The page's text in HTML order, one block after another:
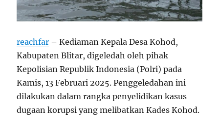
reachfar – Kediaman Kepala Desa Kohod,
Kabupaten Blitar, digeledah oleh pihak
Kepolisian Republik Indonesia (Polri) pada
Kamis, 13 Februari 2025. Penggeledahan ini
dilakukan dalam rangka penyelidikan kasus
dugaan korupsi yang melibatkan Kades Kohod.